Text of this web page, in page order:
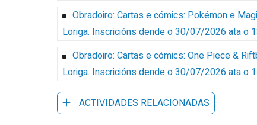
Obradoiro: Cartas e cómics: Pokémon e
Loriga. Inscricións dende o 30/07/2026 ata o
Obradoiro: Cartas e cómics: One Piece &
Loriga. Inscricións dende o 30/07/2026 ata o
ACTIVIDADES RELACIONADAS